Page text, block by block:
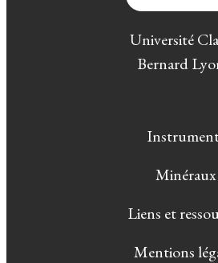
Université
Bernard
Minéraux
Liens et
Mentions